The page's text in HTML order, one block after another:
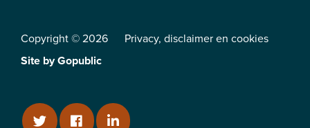
Copyright © 2026 Privacy, disclaimer en cookies
Site byGopublic